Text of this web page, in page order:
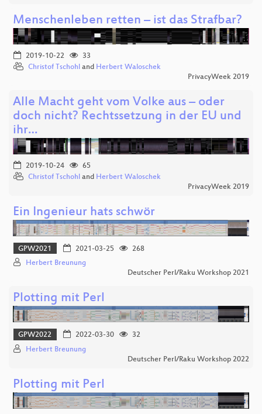
Menschenleben retten – ist das Strafbar?
2019-10-22
33
Christof Tschohl and Herbert Waloschek
PrivacyWeek 2019
Alle Macht geht vom Volke aus – oder
doch nicht? Rechtssetzung in der EU und
ihr…
2019-10-24
65
Christof Tschohl and Herbert Waloschek
PrivacyWeek 2019
Ein Ingenieur hats schwör
GPW2021 2021-03-25
268
Herbert Breunung
Deutscher Perl/Raku Workshop 2021
Plotting mit Perl
GPW2022 2022-03-30
32
Herbert Breunung
Deutscher Perl/Raku Workshop 2022
Plotting mit Perl